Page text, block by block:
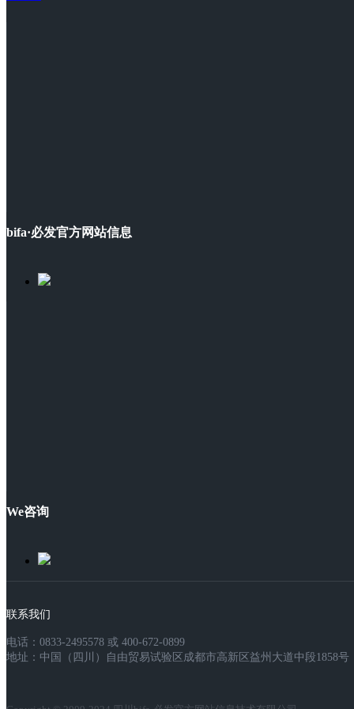
bifa·必发官方网站信息
We咨询
联系我们
电话：0833-2495578 或 400-672-0899
地址：中国（四川）自由贸易试验区成都市高新区益州大道中段1858号